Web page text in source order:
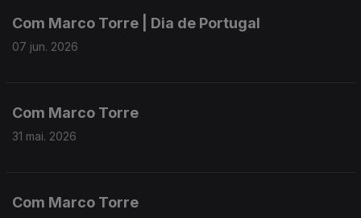
Com Marco Torre | Dia de Portugal
07 jun. 2026
Com Marco Torre
31 mai. 2026
Com Marco Torre